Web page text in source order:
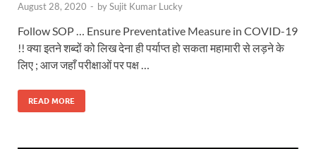
August 28, 2020 - bySujit Kumar Lucky
Follow SOP … Ensure Preventative Measure in COVID-19
!! क्या इतने शब्दों को लिख देना ही पर्याप्त हो सकता महामारी से लड़ने के
लिए ; आज जहाँ परीक्षाओं पर पक्ष …
READ MORE